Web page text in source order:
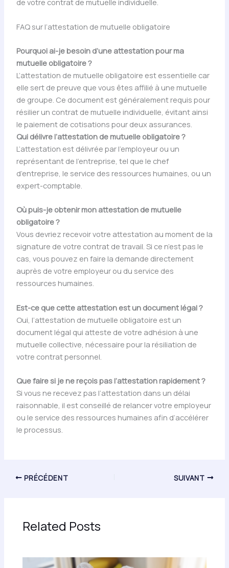
de votre contrat de mutuelle individuelle.
FAQ sur l’attestation de mutuelle obligatoire
Pourquoi ai-je besoin d’une attestation pour ma
mutuelle obligatoire ?
L’attestation de mutuelle obligatoire est essentielle car
elle sert de preuve que vous êtes affilié à une mutuelle
de groupe. Ce document est généralement requis pour
résilier un contrat de mutuelle individuelle, évitant ainsi
le paiement de cotisations pour deux assurances.
Qui délivre l’attestation de mutuelle obligatoire ?
L’attestation est délivrée par l’employeur ou un
représentant de l’entreprise, tel que le chef
d’entreprise, le service des ressources humaines, ou un
expert-comptable.
Où puis-je obtenir mon attestation de mutuelle
obligatoire ?
Vous devriez recevoir votre attestation au moment de la
signature de votre contrat de travail. Si ce n’est pas le
cas, vous pouvez en faire la demande directement
auprès de votre employeur ou du service des
ressources humaines.
Est-ce que cette attestation est un document légal ?
Oui, l’attestation de mutuelle obligatoire est un
document légal qui atteste de votre adhésion à une
mutuelle collective, nécessaire pour la résiliation de
votre contrat personnel.
Que faire si je ne reçois pas l’attestation rapidement ?
Si vous ne recevez pas l’attestation dans un délai
raisonnable, il est conseillé de relancer votre employeur
ou le service des ressources humaines afin d’accélérer
le processus.
PRÉCÉDENT SUIVANT
Related Posts